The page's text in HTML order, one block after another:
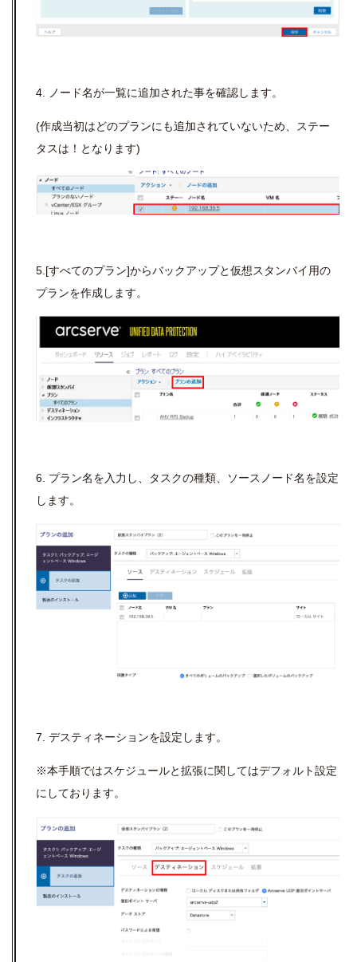
4. ノード名が一覧に追加された事を確認します。
(作成当初はどのプランにも追加されていないため、ステー
タスは！となります)
5.[すべてのプラン]からバックアップと仮想スタンバイ用の
プランを作成します。
6. プラン名を入力し、タスクの種類、ソースノード名を設定
します。
7. デスティネーションを設定します。
※本手順ではスケジュールと拡張に関してはデフォルト設定
にしております。